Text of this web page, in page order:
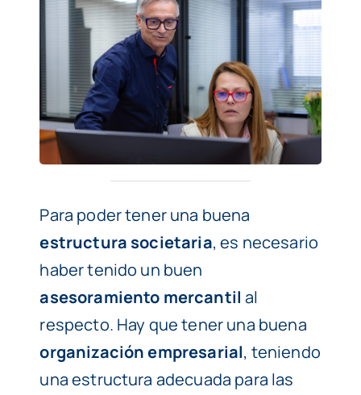
Para poder tener una buena
estructura societaria, es necesario
haber tenido un buen
asesoramiento mercantil al
respecto. Hay que tener una buena
organización empresarial, teniendo
una estructura adecuada para las